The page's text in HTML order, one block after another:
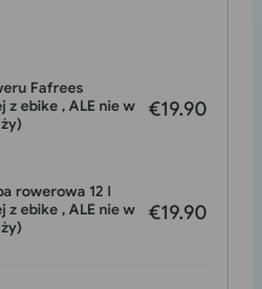
Fafrees
z ebike , ALE nie w
€19.90
rowerowa 12 l
z ebike , ALE nie w
€19.90